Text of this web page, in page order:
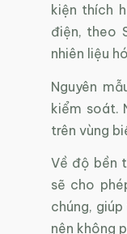
kiện thích
điện, theo
nhiên liệu
Nguyên
kiểm soát.
trên vùng
Về độ bền
sẽ cho
chúng,
nên không